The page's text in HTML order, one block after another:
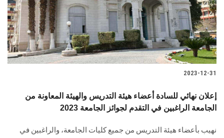
2023-12-31
إعلان نهائي للسادة أعضاء هيئة التدريس والهيئة المعاونة من
الجامعة الراغبين في التقدم لجوائز الجامعة 2023
نهيب بأعضاء هيئة التدريس من جميع كليات الجامعة، والراغبين في